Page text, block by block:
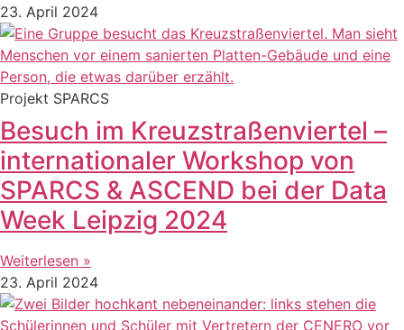
23. April 2024
Projekt SPARCS
Besuch im Kreuzstraßenviertel –
internationaler Workshop von
SPARCS & ASCEND bei der Data
Week Leipzig 2024
Weiterlesen »
23. April 2024